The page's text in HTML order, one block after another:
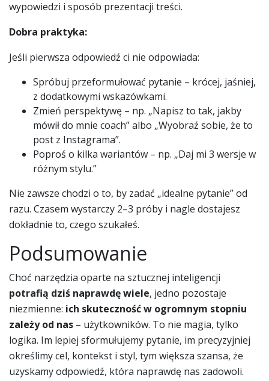
wypowiedzi i sposób prezentacji treści.
Dobra praktyka:
Jeśli pierwsza odpowiedź ci nie odpowiada:
Spróbuj przeformułować pytanie – krócej, jaśniej,
z dodatkowymi wskazówkami.
Zmień perspektywę – np. „Napisz to tak, jakby
mówił do mnie coach” albo „Wyobraź sobie, że to
post z Instagrama”.
Poproś o kilka wariantów – np. „Daj mi 3 wersje w
różnym stylu.”
Nie zawsze chodzi o to, by zadać „idealne pytanie” od
razu. Czasem wystarczy 2–3 próby i nagle dostajesz
dokładnie to, czego szukałeś.
Podsumowanie
Choć narzędzia oparte na sztucznej inteligencji
potrafią dziś naprawdę wiele, jedno pozostaje
niezmienne: ich skuteczność w ogromnym stopniu
zależy od nas – użytkowników. To nie magia, tylko
logika. Im lepiej sformułujemy pytanie, im precyzyjniej
określimy cel, kontekst i styl, tym większa szansa, że
uzyskamy odpowiedź, która naprawdę nas zadowoli.